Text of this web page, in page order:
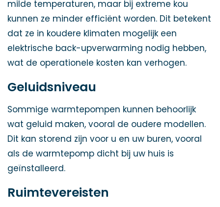
milde temperaturen, maar bij extreme kou
kunnen ze minder efficiënt worden. Dit betekent
dat ze in koudere klimaten mogelijk een
elektrische back-upverwarming nodig hebben,
wat de operationele kosten kan verhogen.
Geluidsniveau
Sommige warmtepompen kunnen behoorlijk
wat geluid maken, vooral de oudere modellen.
Dit kan storend zijn voor u en uw buren, vooral
als de warmtepomp dicht bij uw huis is
geïnstalleerd.
Ruimtevereisten